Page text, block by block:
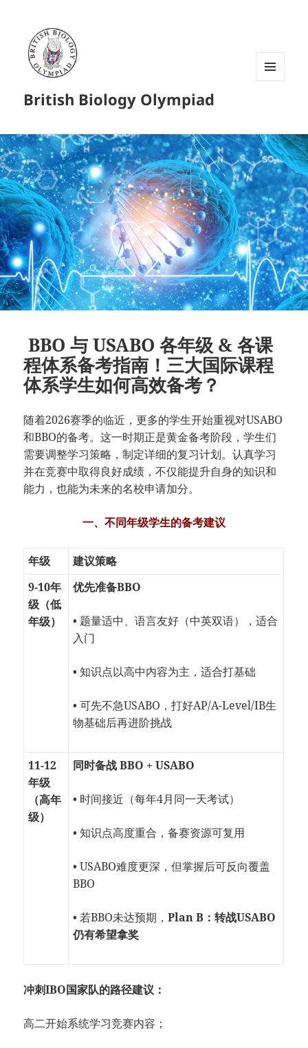
British Biology Olympiad
BBO 与 USABO 各年级 & 各课
程体系备考指南！三大国际课程
体系学生如何高效备考？
随着2026赛季的临近，更多的学生开始重视对USABO
和BBO的备考。这一时期正是黄金备考阶段，学生们
需要调整学习策略，制定详细的复习计划。认真学习
并在竞赛中取得良好成绩，不仅能提升自身的知识和
能力，也能为未来的名校申请加分。
一、不同年级学生的备考建议
年级
建议策略
9-10年
级（低
年级）
优先准备BBO
• 题量适中、语言友好（中英双语），适合
入门
• 知识点以高中内容为主，适合打基础
• 可先不急USABO，打好AP/A-Level/IB生
物基础后再进阶挑战
11-12
年级
（高年
级）
同时备战 BBO + USABO
• 时间接近（每年4月同一天考试）
• 知识点高度重合，备赛资源可复用
• USABO难度更深，但掌握后可反向覆盖
BBO
• 若BBO未达预期，Plan B：转战USABO
仍有希望拿奖
冲刺IBO国家队的路径建议：
高二开始系统学习竞赛内容；